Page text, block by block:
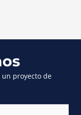
un proyecto de